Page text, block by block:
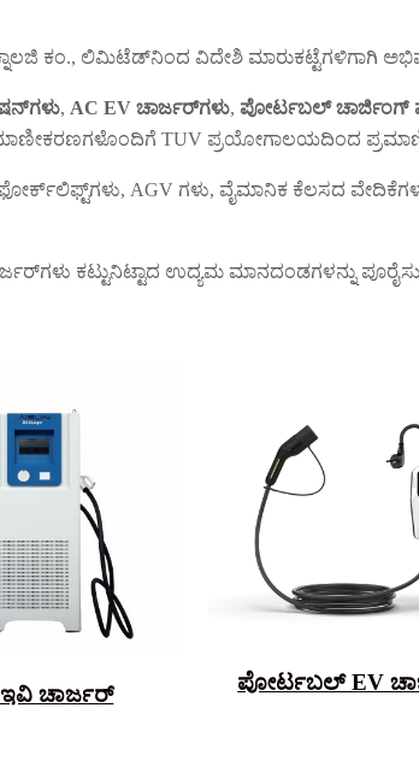
ಕಂ., ಲಿಮಿಟೆಡ್‌ನಿಂದ ವಿದೇಶಿ ಮಾರುಕಟ್ಟೆಗಳಿಗಾಗಿ
, AC EV ಚಾರ್ಜರ್‌ಗಳು, ಪೋರ್ಟಬಲ್ ಚಾರ್ಜಿಂಗ್
TUV ಪ್ರಯೋಗಾಲಯದಿಂದ
ಫೋರ್ಕ್‌ಲಿಫ್ಟ್‌ಗಳು, AGV ಗಳು, ವೈಮಾನಿಕ ಕೆಲಸದ
ಕಟ್ಟುನಿಟ್ಟಾದ ಉದ್ಯಮ ಮಾನದಂಡಗಳನ್ನು
ಚಾರ್ಜರ್ ಪೋರ್ಟಬಲ್ EV